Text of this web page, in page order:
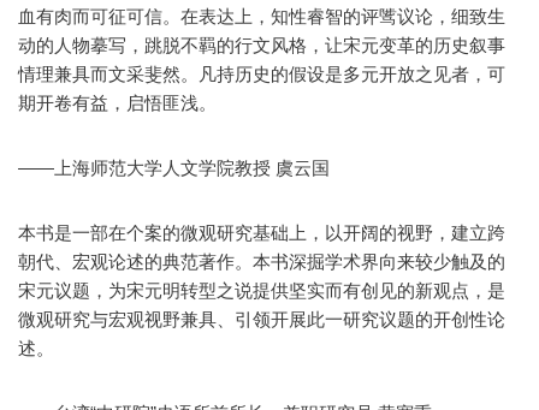
血有肉而可征可信。在表达上，知性睿智的评骘议论，细致生
动的人物摹写，跳脱不羁的行文风格，让宋元变革的历史叙事
情理兼具而文采斐然。凡持历史的假设是多元开放之见者，可
期开卷有益，启悟匪浅。
——上海师范大学人文学院教授 虞云国
本书是一部在个案的微观研究基础上，以开阔的视野，建立跨
朝代、宏观论述的典范著作。本书深掘学术界向来较少触及的
宋元议题，为宋元明转型之说提供坚实而有创见的新观点，是
微观研究与宏观视野兼具、引领开展此一研究议题的开创性论
述。